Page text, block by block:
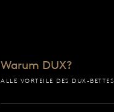
Warum DUX?
ALLE VORTEILE DES DUX-BETTES